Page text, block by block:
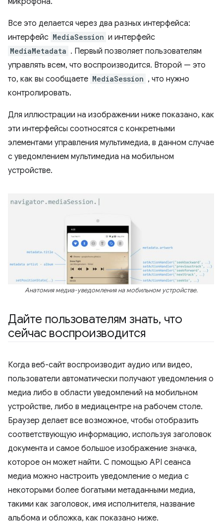
Все это делается через два разных интерфейса:
интерфейс MediaSession и интерфейс
MediaMetadata . Первый позволяет пользователям
управлять всем, что воспроизводится. Второй — это
то, как вы сообщаете MediaSession , что нужно
контролировать.
Для иллюстрации на изображении ниже показано, как
эти интерфейсы соотносятся с конкретными
элементами управления мультимедиа, в данном случае
с уведомлением мультимедиа на мобильном
устройстве.
Анатомия медиа-уведомления на мобильном устройстве.
Дайте пользователям знать, что
сейчас воспроизводится
Когда веб-сайт воспроизводит аудио или видео,
пользователи автоматически получают уведомления о
медиа либо в области уведомлений на мобильном
устройстве, либо в медиацентре на рабочем столе.
Браузер делает все возможное, чтобы отобразить
соответствующую информацию, используя заголовок
документа и самое большое изображение значка,
которое он может найти. С помощью API сеанса
медиа можно настроить уведомление о медиа с
некоторыми более богатыми метаданными медиа,
такими как заголовок, имя исполнителя, название
альбома и обложка, как показано ниже.